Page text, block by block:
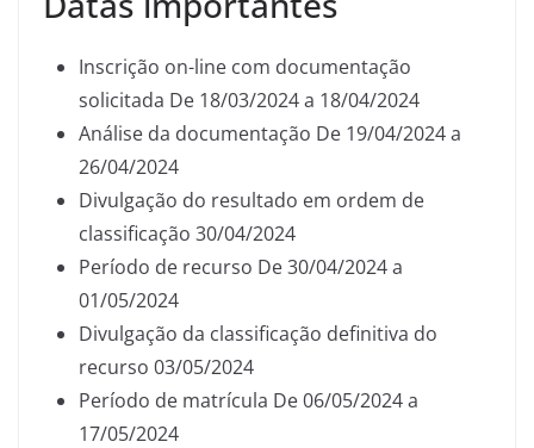
Inscrição on-line com documentação
solicitada De 18/03/2024 a 18/04/2024
Análise da documentação De 19/04/2024 a
26/04/2024
Divulgação do resultado em ordem de
classificação 30/04/2024
Período de recurso De 30/04/2024 a
01/05/2024
Divulgação da classificação definitiva do
recurso 03/05/2024
Período de matrícula De 06/05/2024 a
17/05/2024